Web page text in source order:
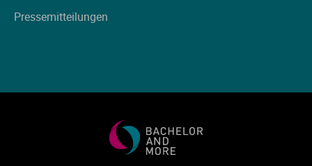
Pressemitteilungen